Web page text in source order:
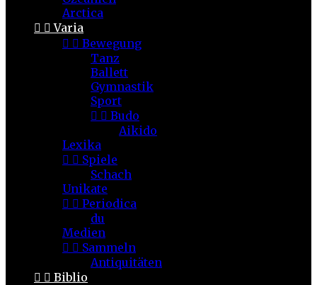
Arctica
  Varia
  Bewegung
Tanz
Ballett
Gymnastik
Sport
  Budo
Aikido
Lexika
  Spiele
Schach
Unikate
  Periodica
du
Medien
  Sammeln
Antiquitäten
  Biblio